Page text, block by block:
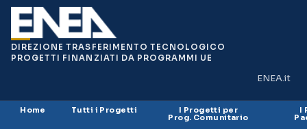
DIREZIONE TRASFERIMENTO TECNOLOGICO
PROGETTI FINANZIATI DA PROGRAMMI UE
ENEA.it
(si apre in
Home Tutti i Progetti I Progetti per
Prog. Comunitario
I